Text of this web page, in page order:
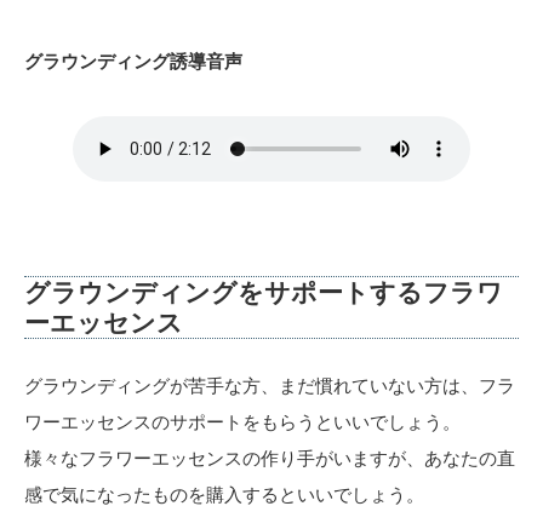
グラウンディング誘導音声
グラウンディングをサポートするフラワ
ーエッセンス
グラウンディングが苦手な方、まだ慣れていない方は、フラ
ワーエッセンスのサポートをもらうといいでしょう。
様々なフラワーエッセンスの作り手がいますが、あなたの直
感で気になったものを購入するといいでしょう。